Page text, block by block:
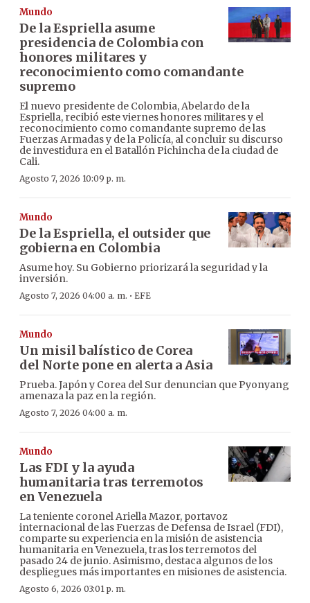
Mundo
De la Espriella asume
presidencia de Colombia con
honores militares y
reconocimiento como comandante
supremo
El nuevo presidente de Colombia, Abelardo de la
Espriella, recibió este viernes honores militares y el
reconocimiento como comandante supremo de las
Fuerzas Armadas y de la Policía, al concluir su discurso
de investidura en el Batallón Pichincha de la ciudad de
Cali.
Agosto 7, 2026 10:09 p. m.
Mundo
De la Espriella, el outsider que
gobierna en Colombia
Asume hoy. Su Gobierno priorizará la seguridad y la
inversión.
Agosto 7, 2026 04:00 a. m. · EFE
Mundo
Un misil balístico de Corea
del Norte pone en alerta a Asia
Prueba. Japón y Corea del Sur denuncian que Pyonyang
amenaza la paz en la región.
Agosto 7, 2026 04:00 a. m.
Mundo
Las FDI y la ayuda
humanitaria tras terremotos
en Venezuela
La teniente coronel Ariella Mazor, portavoz
internacional de las Fuerzas de Defensa de Israel (FDI),
comparte su experiencia en la misión de asistencia
humanitaria en Venezuela, tras los terremotos del
pasado 24 de junio. Asimismo, destaca algunos de los
despliegues más importantes en misiones de asistencia.
Agosto 6, 2026 03:01 p. m.